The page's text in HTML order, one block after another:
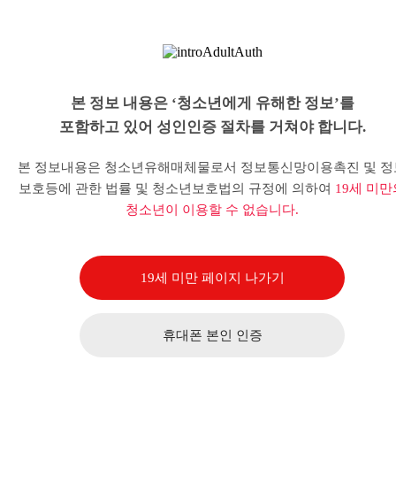
본 정보 내용은 ‘청소년에게 유해한 정보’를
포함하고 있어 성인인증 절차를 거쳐야 합니다.
본 정보내용은 청소년유해매체물로서 정보통신망이용촉진 및 정
보호등에 관한 법률 및 청소년보호법의 규정에 의하여 19세 미만
청소년이 이용할 수 없습니다.
19세 미만 페이지 나가기
휴대폰 본인 인증